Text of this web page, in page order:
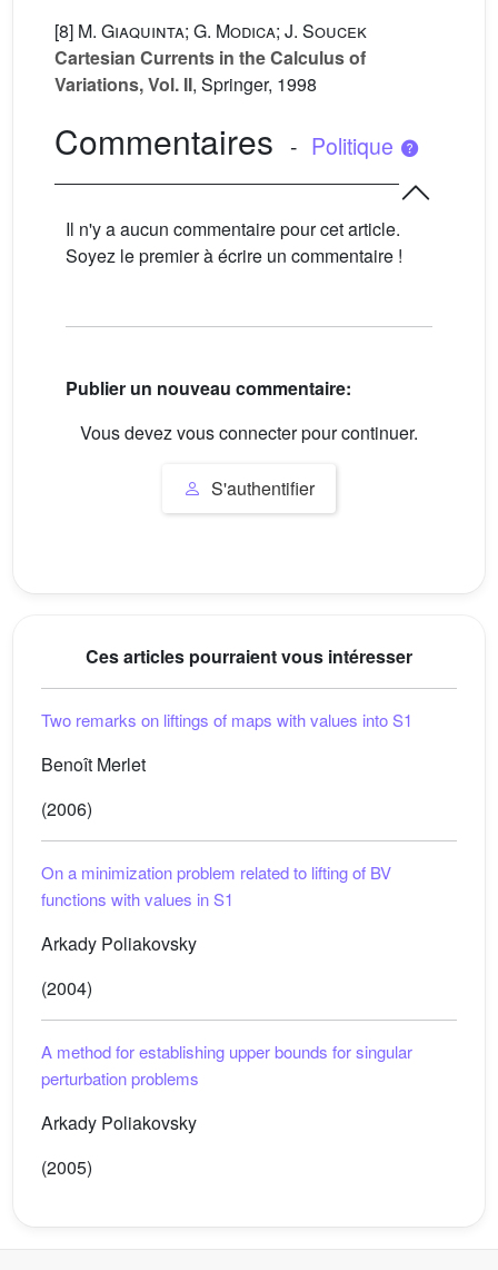
[8] M. Giaquinta; G. Modica; J. Soucek
Cartesian Currents in the Calculus of
Variations, Vol. II, Springer, 1998
Commentaires - Politique
Il n'y a aucun commentaire pour cet article.
Soyez le premier à écrire un commentaire !
Publier un nouveau commentaire:
Vous devez vous connecter pour continuer.
S'authentifier
Ces articles pourraient vous intéresser
Two remarks on liftings of maps with values intoS1
Benoît Merlet
(2006)
On a minimization problem related to lifting of BV
functions with values inS1
Arkady Poliakovsky
(2004)
A method for establishing upper bounds for singular
perturbation problems
Arkady Poliakovsky
(2005)